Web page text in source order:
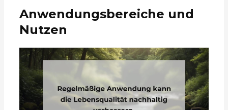
Anwendungsbereiche und
Nutzen